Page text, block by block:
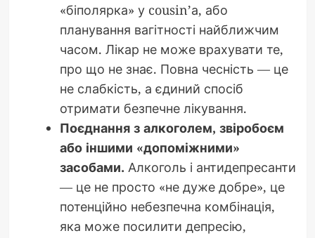
«біполярка» у cousin’а, або
планування вагітності найближчим
часом. Лікар не може врахувати те,
про що не знає. Повна чесність — це
не слабкість, а єдиний спосіб
отримати безпечне лікування.
Поєднання з алкоголем, звіробоєм
або іншими «допоміжними»
засобами. Алкоголь і антидепресанти
— це не просто «не дуже добре», це
потенційно небезпечна комбінація,
яка може посилити депресію,